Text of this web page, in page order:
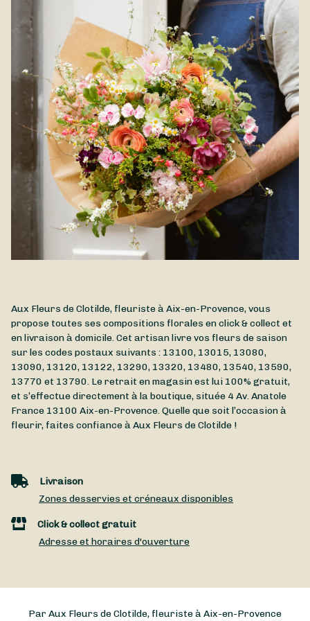
Aux Fleurs de Clotilde, fleuriste à Aix-en-Provence, vous
propose toutes ses compositions florales en click & collect et
en livraison à domicile. Cet artisan livre vos fleurs de saison
sur les codes postaux suivants : 13100, 13015, 13080,
13090, 13120, 13122, 13290, 13320, 13480, 13540, 13590,
13770 et 13790. Le retrait en magasin est lui 100% gratuit,
et s’effectue directement à la boutique, située 4 Av. Anatole
France 13100 Aix-en-Provence. Quelle que soit l’occasion à
fleurir, faites confiance à Aux Fleurs de Clotilde !
Livraison
Zones desservies et créneaux disponibles
Click & collect gratuit
Adresse et horaires d'ouverture
Par Aux Fleurs de Clotilde, fleuriste à Aix-en-Provence